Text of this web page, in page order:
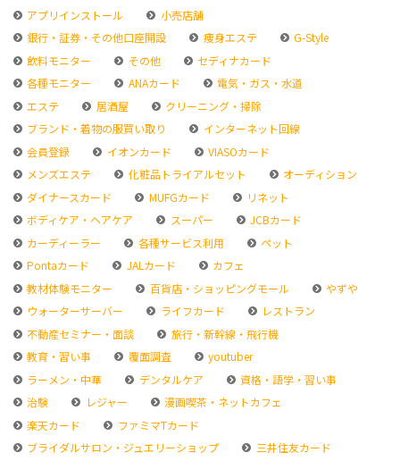
アプリインストール
小売店舗
銀行・証券・その他口座開設
痩身エステ
G-Style
飲料モニター
その他
セディナカード
各種モニター
ANAカード
電気・ガス・水道
エステ
居酒屋
クリーニング・掃除
ブランド・着物の服買い取り
インターネット回線
会員登録
イオンカード
VIASOカード
メンズエステ
化粧品トライアルセット
オーディション
ダイナースカード
MUFGカード
リネット
ボディケア・ヘアケア
スーパー
JCBカード
カーディーラー
各種サービス利用
ペット
Pontaカード
JALカード
カフェ
教材体験モニター
百貨店・ショッピングモール
やずや
ウォーターサーバー
ライフカード
レストラン
不動産セミナー・面談
旅行・新幹線・飛行機
教育・習い事
覆面調査
youtuber
ラーメン・中華
デンタルケア
資格・語学・習い事
治験
レジャー
漫画喫茶・ネットカフェ
楽天カード
ファミマTカード
ブライダルサロン・ジュエリーショップ
三井住友カード